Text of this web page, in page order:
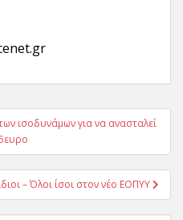
ισοδυνάμων για να ανασταλεί
– Όλοι ίσοι στον νέο ΕΟΠΥΥ